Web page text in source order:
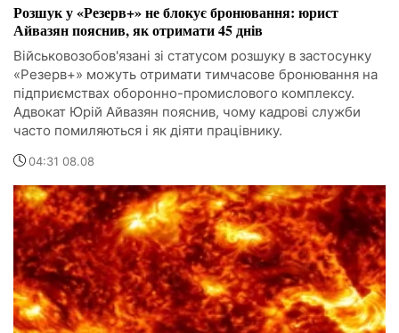
Розшук у «Резерв+» не блокує бронювання: юрист
Айвазян пояснив, як отримати 45 днів
Військовозобов'язані зі статусом розшуку в застосунку
«Резерв+» можуть отримати тимчасове бронювання на
підприємствах оборонно-промислового комплексу.
Адвокат Юрій Айвазян пояснив, чому кадрові служби
часто помиляються і як діяти працівнику.
04:31 08.08